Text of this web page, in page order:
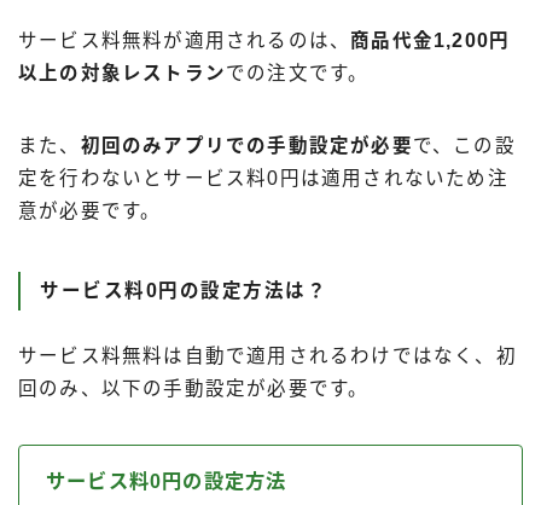
サービス料無料が適用されるのは、 商品代金1,200円
以上の対象レストランでの注文です。
また、 初回のみアプリでの手動設定が必要で、この設
定を行わないとサービス料0円は適用されないため注
意が必要です。
サービス料0円の設定方法は？
サービス料無料は自動で適用されるわけではなく、初
回のみ、以下の手動設定が必要です。
サービス料0円の設定方法